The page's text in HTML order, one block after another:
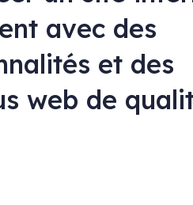
avec des
et des
web de